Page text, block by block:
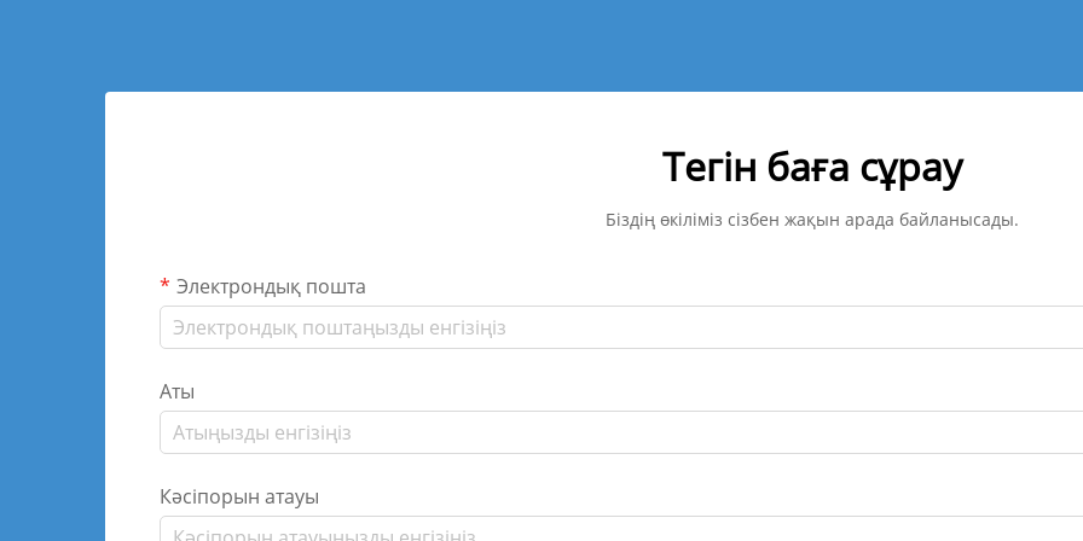
Тегін баға сұрау
Біздің өкіліміз сізбен жақын арада байланысады.
Электрондық пошта
Аты
Кәсіпорын атауы